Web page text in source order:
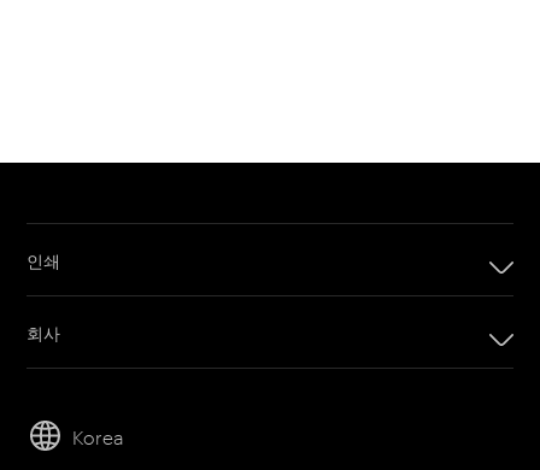
인쇄
디지털 인쇄 제품
오프셋 인쇄 제품
회사
리더십
지속 가능성
Korea